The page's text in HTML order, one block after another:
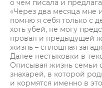
о чём писала и
«Через два месяца мне
помню я себя только с
хоть убей, не могу
провал и предыдущей
жизнь – сплошная
Далее нестыковки в
Описывая жизнь семьи
знахарей, в которой
и кормятся именно в